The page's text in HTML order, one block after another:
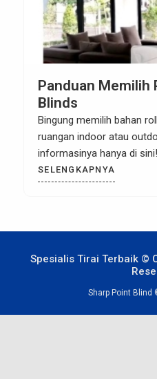
Panduan Memilih
Blinds
Bingung memilih bahan
ruangan indoor atau
informasinya hanya di sini!
SELENGKAPNYA
Spesialis Tirai Terbaik ©
Sharp Point Blind